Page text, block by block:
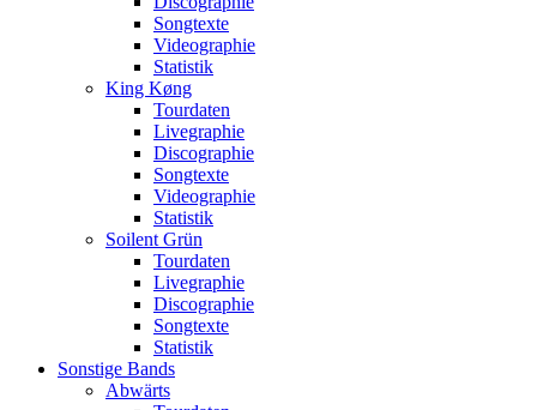
Songtexte
Videographie
Statistik
King Køng
Tourdaten
Livegraphie
Discographie
Songtexte
Videographie
Statistik
Soilent Grün
Tourdaten
Livegraphie
Discographie
Songtexte
Statistik
Sonstige Bands
Abwärts